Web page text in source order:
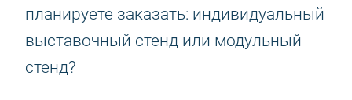
планируете заказать: индивидуальный
выставочный стенд или модульный
стенд?